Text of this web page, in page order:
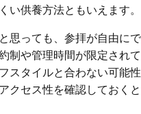
い供養方法ともいえます。
思っても、参拝が自由にで
制や管理時間が限定されて
スタイルと合わない可能性
クセス性を確認しておくと